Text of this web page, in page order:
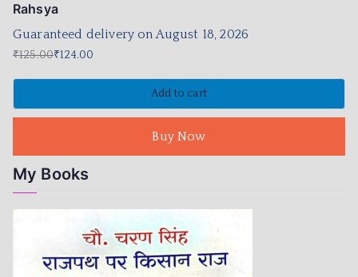
Rahsya
Guaranteed delivery on August 18, 2026
₹125.00₹124.00
Add to cart
Buy Now
My Books